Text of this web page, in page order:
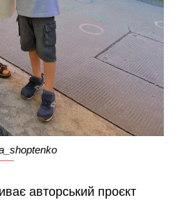
авторський проєкт